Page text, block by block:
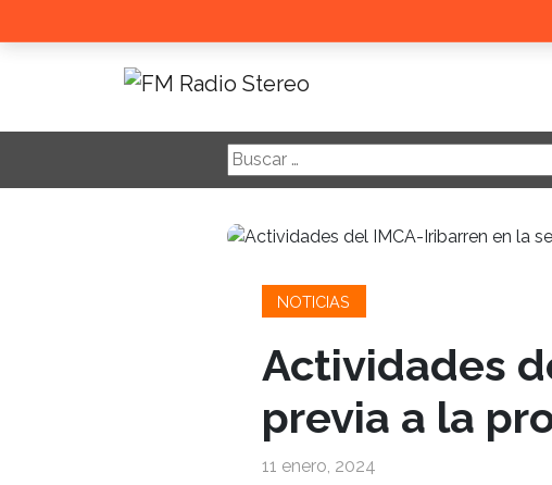
Buscar:
NOTICIAS
Actividades
previa a la
11 enero, 2024